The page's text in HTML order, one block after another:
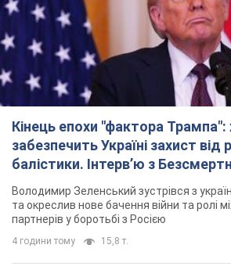
Кінець епохи "фактора Трампа":
забезпечить Україні захист від
балістики. Інтерв’ю з
Володимир Зеленський зустрівся з
та окреслив нове бачення війни та ролі
партнерів у боротьбі з Росією
4 години тому 15,8 т.